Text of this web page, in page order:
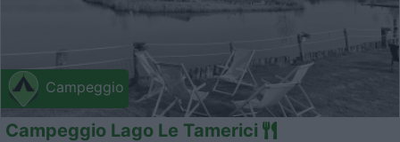
Campeggio
Campeggio Lago Le Tamerici